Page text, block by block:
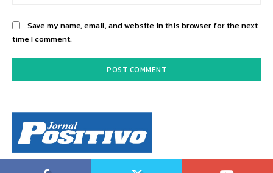
Save my name, email, and website in this browser for the next
time I comment.